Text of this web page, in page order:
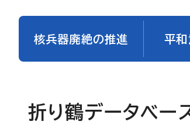
核兵器廃絶の推進 平和
折り鶴データベー